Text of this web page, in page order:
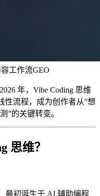
容工作流GEO
年，Vibe Coding 思维
性流程，成为创作者从”想
”的关键转变。
思维？
最初诞生于 AI 辅助编程